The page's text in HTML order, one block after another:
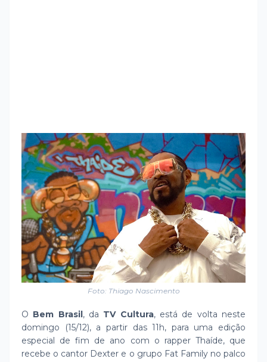
Foto: Thiago Nascimento
O Bem Brasil, da TV Cultura, está de volta neste
domingo (15/12), a partir das 11h, para uma edição
especial de fim de ano com o rapper Thaíde, que
recebe o cantor Dexter e o grupo Fat Family no palco